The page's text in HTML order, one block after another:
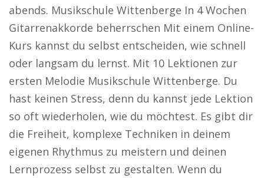
abends. Musikschule Wittenberge In 4 Wochen
Gitarrenakkorde beherrschen Mit einem Online-
Kurs kannst du selbst entscheiden, wie schnell
oder langsam du lernst. Mit 10 Lektionen zur
ersten Melodie Musikschule Wittenberge. Du
hast keinen Stress, denn du kannst jede Lektion
so oft wiederholen, wie du möchtest. Es gibt dir
die Freiheit, komplexe Techniken in deinem
eigenen Rhythmus zu meistern und deinen
Lernprozess selbst zu gestalten. Wenn du